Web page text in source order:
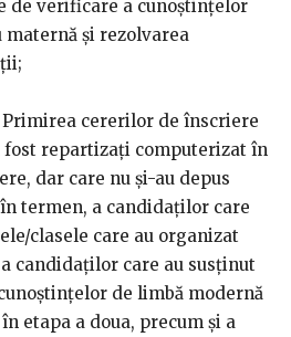
de verificare a cunoștințelor
maternă și rezolvarea
Primirea cererilor de înscriere
fost repartizați computerizat în
dar care nu și-au depus
termen, a candidaților care
clasele care au organizat
candidaților care au susținut
de limbă modernă
etapa a doua, precum și a